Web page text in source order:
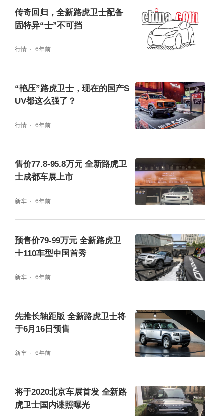
拉开厚重的车门，新款发现的内饰改变更明显
一些，首先就是与全新卫士同款的四辐方向
盘，尺寸很大、握感饱满，一看就考虑了越野
揽胜星脉等强调运动性SUV的方向盘设定截然
不同，功能也是如此，多功能键依然是实体按
传奇回归，全新路虎卫士配备
固特异“士”不可挡
行情 6年前
“艳压”路虎卫士，现在的国产S
UV都这么强了？
行情 6年前
售价77.8-95.8万元 全新路虎卫
士成都车展上市
新车 6年前
预售价79-99万元 全新路虎卫
士110车型中国首秀
新车 6年前
先推长轴距版 全新路虎卫士将
于6月16日预售
新车 6年前
将于2020北京车展首发 全新路
虎卫士国内谍照曝光